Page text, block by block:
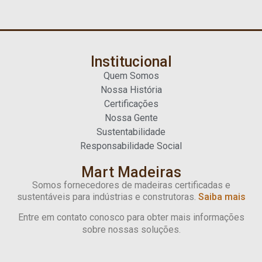
Institucional
Quem Somos
Nossa História
Certificações
Nossa Gente
Sustentabilidade
Responsabilidade Social
Mart Madeiras
Somos fornecedores de madeiras certificadas e
sustentáveis para indústrias e construtoras. Saiba mais
Entre em contato conosco para obter mais informações
sobre nossas soluções.